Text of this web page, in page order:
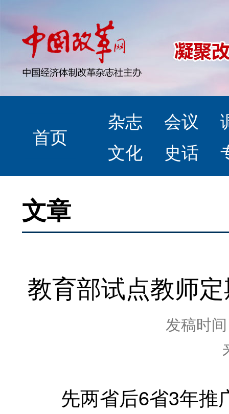
首页
杂志 会议
文化
史话
文章
教育部试点教师
发稿时
先两省后6省3年推